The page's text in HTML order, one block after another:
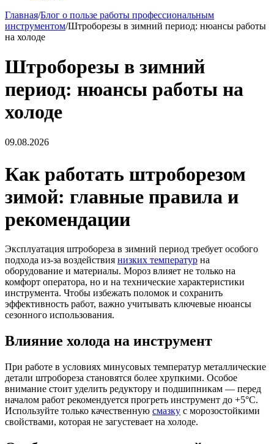
Главная/Блог о пользе работы профессиональным
инструментом/Штроборезы в зимний период: нюансы работы
на холоде
Штроборезы в зимний
период: нюансы работы на
холоде
09.08.2026
Как работать штроборезом
зимой: главные правила и
рекомендации
Эксплуатация штробореза в зимний период требует особого
подхода из-за воздействия низких температур на
оборудование и материалы. Мороз влияет не только на
комфорт оператора, но и на технические характеристики
инструмента. Чтобы избежать поломок и сохранить
эффективность работ, важно учитывать ключевые нюансы
сезонного использования.
Влияние холода на инструмент
При работе в условиях минусовых температур металлические
детали штробореза становятся более хрупкими. Особое
внимание стоит уделить редуктору и подшипникам — перед
началом работ рекомендуется прогреть инструмент до +5°C.
Используйте только качественную смазку с морозостойкими
свойствами, которая не загустевает на холоде.